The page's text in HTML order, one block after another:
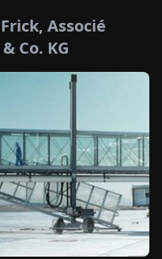
Associé
Co. KG